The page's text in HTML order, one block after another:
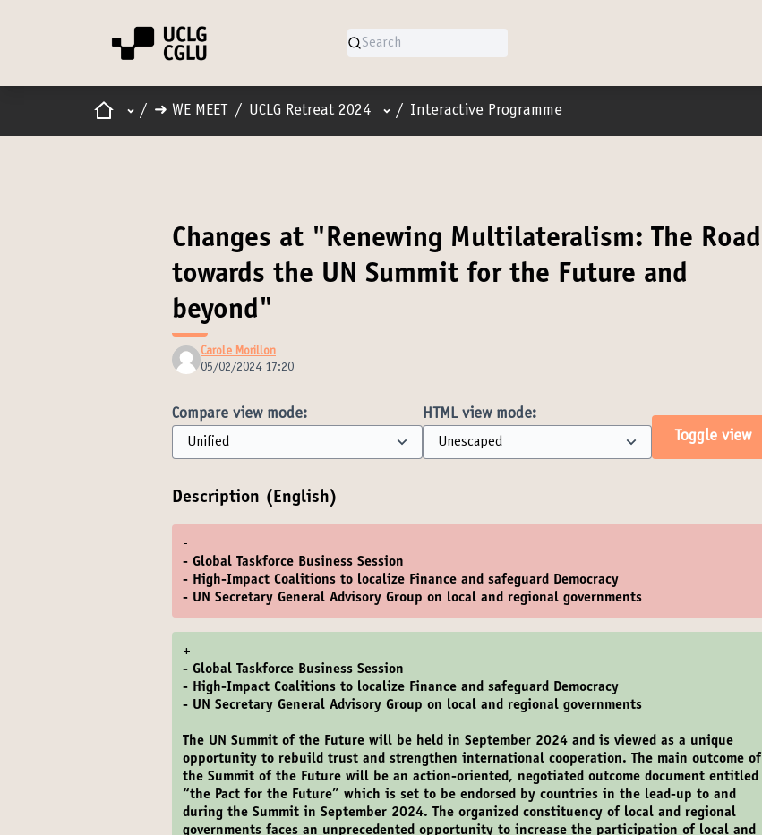
HomeMain menu
/ ➜ WE MEET / UCLG Retreat 2024 User menu
/ Interactive Programme
Changes at "Renewing Multilateralism: The Road
towards the UN Summit for the Future and
beyond"
Carole Morillon
05/02/2024 17:20
Compare view mode:
HTML view mode:
Toggle view
Description (English)
-
- Global Taskforce Business Session
- High-Impact Coalitions to localize Finance and safeguard Democracy
- UN Secretary General Advisory Group on local and regional governments
+
- Global Taskforce Business Session
- High-Impact Coalitions to localize Finance and safeguard Democracy
- UN Secretary General Advisory Group on local and regional governments
The UN Summit of the Future will be held in September 2024 and is viewed as a unique
opportunity to rebuild trust and strengthen international cooperation. The main outcome of
the Summit of the Future will be an action-oriented, negotiated outcome document entitled
“the Pact for the Future” which is set to be endorsed by countries in the lead-up to and
during the Summit in September 2024. The organized constituency of local and regional
governments faces an unprecedented opportunity to increase the participation of local and